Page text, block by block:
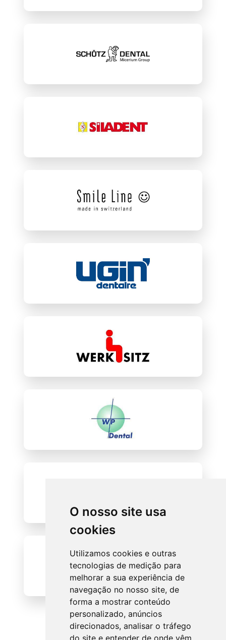
O nosso site usa
cookies
Utilizamos cookies e outras
tecnologias de medição para
melhorar a sua experiência de
navegação no nosso site, de
forma a mostrar conteúdo
personalizado, anúncios
direcionados, analisar o tráfego
do site e entender de onde vêm